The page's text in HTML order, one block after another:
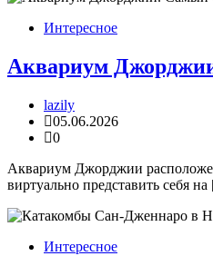
Интересное
Аквариум
lazily
05.06.2026
0
Аквариум Джорджии
виртуально представить себя
Интересное